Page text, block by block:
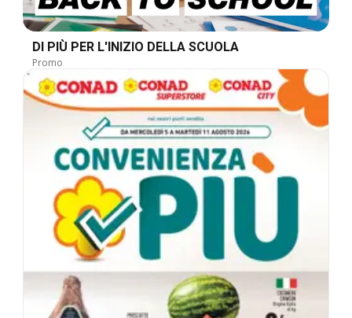
DI PIÙ PER L'INIZIO DELLA SCUOLA
Promo